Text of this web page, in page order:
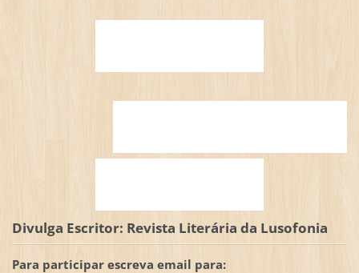
Divulga Escritor: Revista Literária da Lusofonia
Para participar escreva email para: